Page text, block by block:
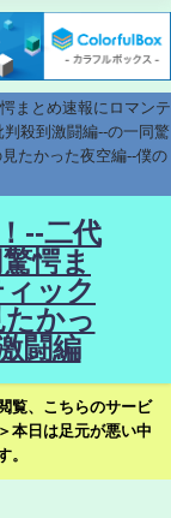
まとめ速報にロマンテ
殺到激闘編--の一同驚
たかった夜空編--僕の
--二代
愕ま
ック
かっ
闘編
覧、こちらのサービ
本日は足元が悪い中
。